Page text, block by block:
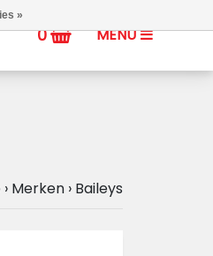
MENU
0
› Merken › Baileys
»